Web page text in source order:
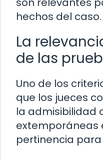
hechos del caso.
La
de las
Uno de los
que los jueces
la admisibilidad
extemporáneas
pertinencia